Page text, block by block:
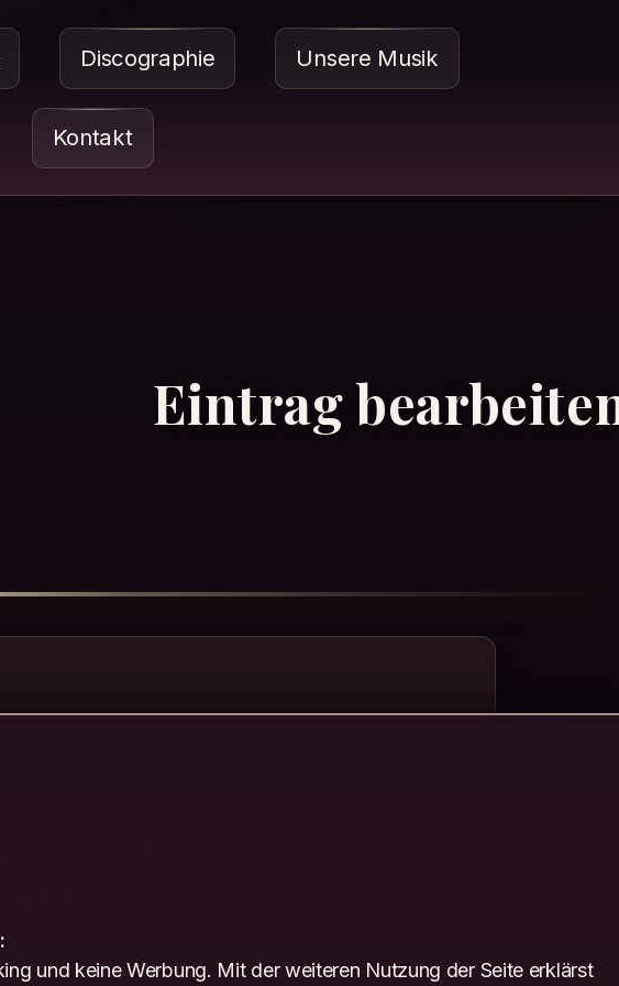
Discographie Unsere Musik
Kontakt
Eintrag
und keine Werbung. Mit der weiteren Nutzung der Seite erklärst